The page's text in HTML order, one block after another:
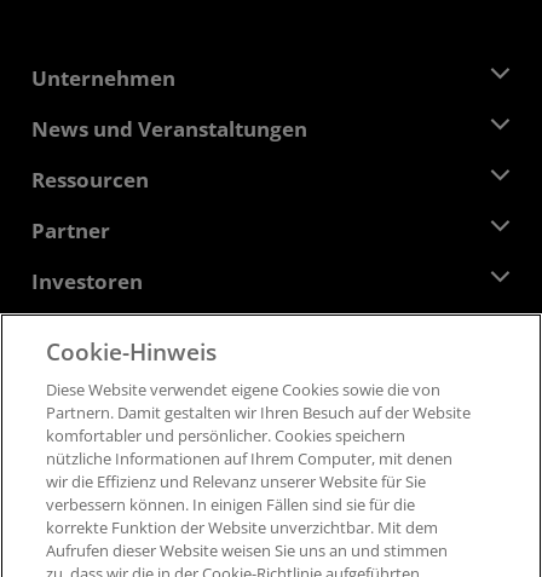
Unternehmen
Über AMD
Verantwortung
Kontakt
News und Veranstaltungen
Pressebereich
Mediathek
Ressourcen
Developer Central
Fallstudien
Online-Seminare
Ressourcen ansehen
Partner
AMD Partner Hub
Autorisierte Händler
AMD Hochschulprogramm
Investoren
Finanzdaten
Unternehmensvorstand
Führungs-Dokumentation
SEC-Börsenberichte
Geschäftsbedingungen​
Datenschutz
Marken
Lieferkettentransparenz
Fairer und offener Wettbewerb
Britische Steuerstrategie
Cookie-Richtlinien
Cookie-Hinweis
Diese Website verwendet eigene Cookies sowie die von
Partnern​. Damit gestalten wir Ihren Besuch auf der Website
komfortabler und persönlicher. ​Cookies speichern
nützliche Informationen auf Ihrem Computer, mit denen
wir die Effizienz und Relevanz unserer Website für Sie
verbessern können. ​In einigen Fällen sind sie für die
korrekte Funktion der Website unverzichtbar. Mit dem
Aufrufen dieser Website weisen Sie uns an und stimmen